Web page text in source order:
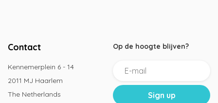
Contact
Kennemerplein 6 - 14
2011 MJ Haarlem
The Netherlands
Op de hoogte blijven?